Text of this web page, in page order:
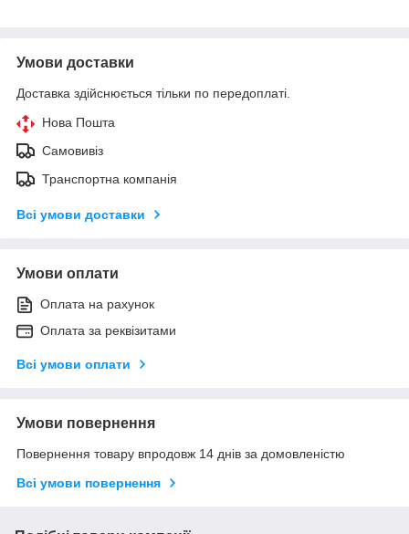
Умови доставки
Доставка здійснюється тільки по передоплаті.
Нова Пошта
Самовивіз
Транспортна компанія
Всі умови доставки
Умови оплати
Оплата на рахунок
Оплата за реквізитами
Всі умови оплати
Умови повернення
Повернення товару впродовж 14 днів за домовленістю
Всі умови повернення